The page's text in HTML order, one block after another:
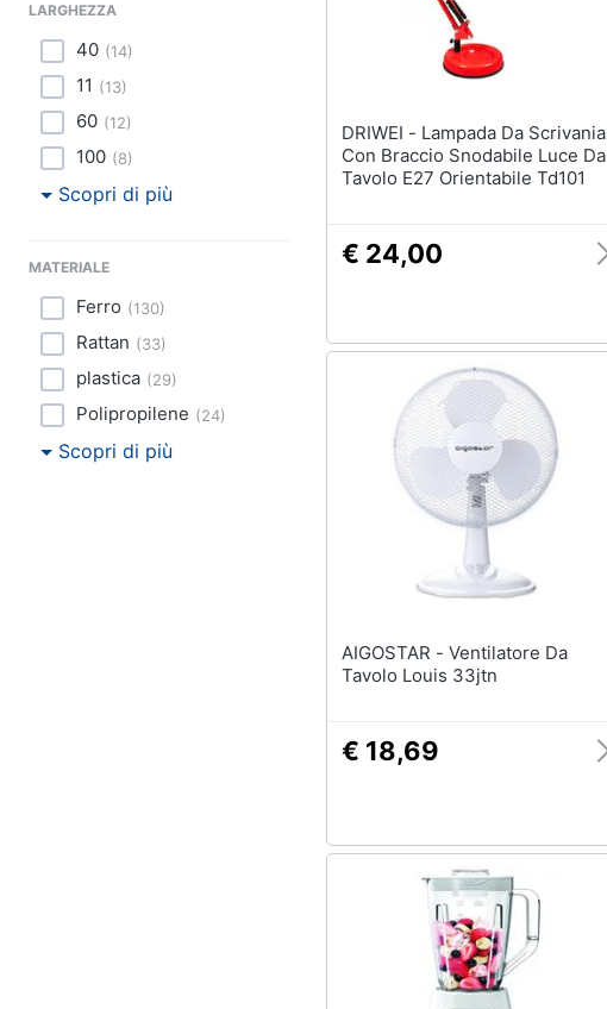
LARGHEZZA
40 (14)
11 (13)
60 (12)
100 (8)
Scopri di più
MATERIALE
Ferro (130)
Rattan (33)
plastica (29)
Polipropilene (24)
Scopri di più
DRIWEI - Lampada Da Scrivania
Con Braccio Snodabile Luce Da
Tavolo E27 Orientabile Td101
€ 24,00
AIGOSTAR - Ventilatore Da
Tavolo Louis 33jtn
€ 18,69